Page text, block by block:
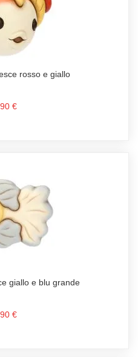
rosso e giallo
€
giallo e blu grande
€